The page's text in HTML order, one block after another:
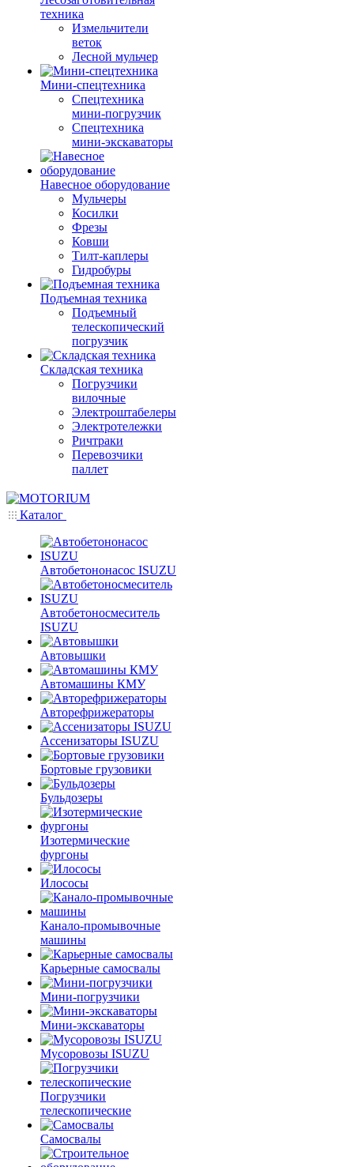
техника
Измельчители
веток
Лесной мульчер
Мини-спецтехника
Спецтехника
мини-погрузчик
Спецтехника
мини-экскаваторы
Навесное оборудование
Мульчеры
Косилки
Фрезы
Ковши
Тилт-каплеры
Гидробуры
Подъемная техника
Подъемный
телескопический
погрузчик
Складская техника
Погрузчики
вилочные
Электроштабелеры
Электротележки
Ричтраки
Перевозчики
паллет
Каталог
Автобетононасос ISUZU
Автобетоносмеситель
ISUZU
Автовышки
Автомашины КМУ
Авторефрижераторы
Ассенизаторы ISUZU
Бортовые грузовики
Бульдозеры
Изотермические
фургоны
Илососы
Канало-промывочные
машины
Карьерные самосвалы
Мини-погрузчики
Мини-экскаваторы
Мусоровозы ISUZU
Погрузчики
телескопические
Самосвалы